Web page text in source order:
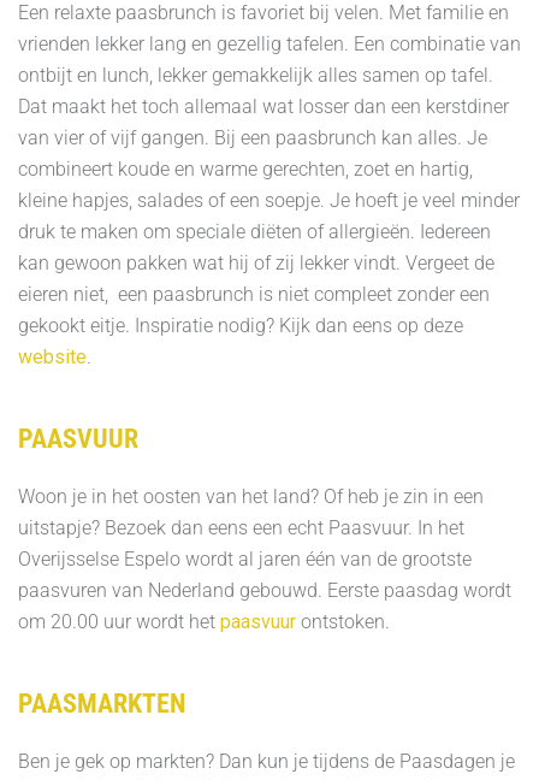
Een relaxte paasbrunch is favoriet bij velen. Met familie en
vrienden lekker lang en gezellig tafelen. Een combinatie van
ontbijt en lunch, lekker gemakkelijk alles samen op tafel.
Dat maakt het toch allemaal wat losser dan een kerstdiner
van vier of vijf gangen. Bij een paasbrunch kan alles. Je
combineert koude en warme gerechten, zoet en hartig,
kleine hapjes, salades of een soepje. Je hoeft je veel minder
druk te maken om speciale diëten of allergieën. Iedereen
kan gewoon pakken wat hij of zij lekker vindt. Vergeet de
eieren niet, een paasbrunch is niet compleet zonder een
gekookt eitje. Inspiratie nodig? Kijk dan eens op deze
website.
PAASVUUR
Woon je in het oosten van het land? Of heb je zin in een
uitstapje? Bezoek dan eens een echt Paasvuur. In het
Overijsselse Espelo wordt al jaren één van de grootste
paasvuren van Nederland gebouwd. Eerste paasdag wordt
om 20.00 uur wordt het paasvuur ontstoken.
PAASMARKTEN
Ben je gek op markten? Dan kun je tijdens de Paasdagen je